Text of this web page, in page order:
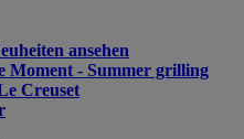
ansehen
Moment - Summer grilling
Creuset